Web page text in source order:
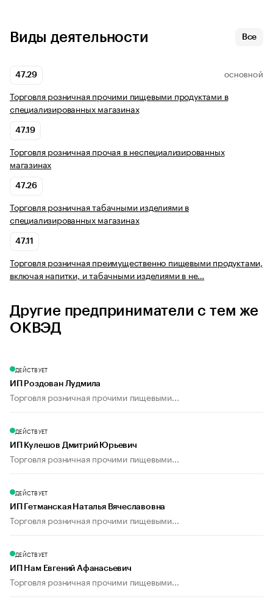
Виды деятельности Все
47.29 ОСНОВНОЙ
Торговля розничная прочими пищевыми продуктами в
специализированных магазинах
47.19
Торговля розничная прочая в неспециализированных
магазинах
47.26
Торговля розничная табачными изделиями в
специализированных магазинах
47.11
Торговля розничная преимущественно пищевыми продуктами,
включая напитки, и табачными изделиями в не…
Другие предприниматели с тем же
ОКВЭД
ДЕЙСТВУЕТ
ИП Роздован Лудмила
Торговля розничная прочими пищевыми...
ДЕЙСТВУЕТ
ИП Кулешов Дмитрий Юрьевич
Торговля розничная прочими пищевыми...
ДЕЙСТВУЕТ
ИП Гетманская Наталья Вячеславовна
Торговля розничная прочими пищевыми...
ДЕЙСТВУЕТ
ИП Нам Евгений Афанасьевич
Торговля розничная прочими пищевыми...